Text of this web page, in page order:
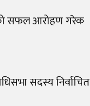
सफल आरोहण गरेक
सदस्य निर्वाचित